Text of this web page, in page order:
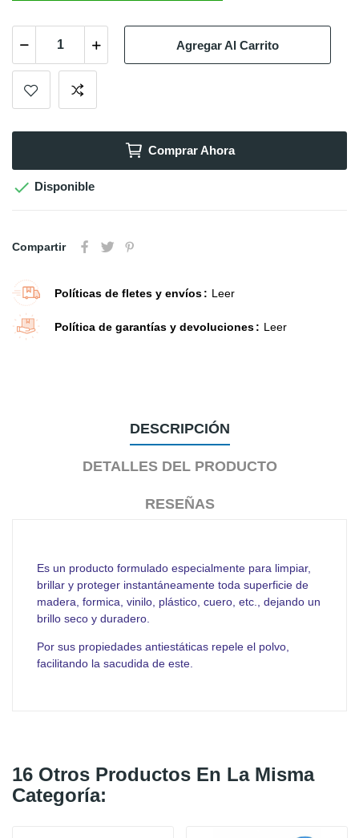
Agregar Al Carrito
Comprar Ahora
 Disponible
Compartir
Políticas de fletes y envíos Leer
Política de garantías y devoluciones Leer
DESCRIPCIÓN
DETALLES DEL PRODUCTO
RESEÑAS
Es un producto formulado especialmente para limpiar,
brillar y proteger instantáneamente toda superficie de
madera, formica, vinilo, plástico, cuero, etc., dejando un
brillo seco y duradero.
Por sus propiedades antiestáticas repele el polvo,
facilitando la sacudida de este.
16 Otros Productos En La Misma
Categoría: